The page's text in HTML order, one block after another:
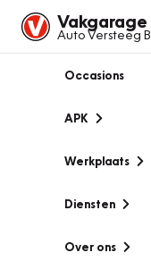
Vakgarage
Auto Versteeg
Occasions
APK
Werkplaats
Diensten
Over ons